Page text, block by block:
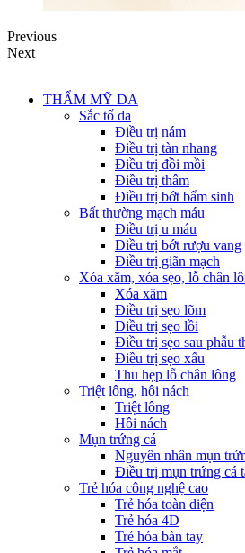
Previous
Next
THẨM MỸ DA
Sắc tố da
Điều trị nám
Điều trị tàn nhang
Điều trị đồi mồi
Điều trị thâm
Điều trị bớt bẩm sinh
Bất thường mạch máu
Điều trị u máu
Điều trị bớt rượu vang
Điều trị giãn mạch
Xóa xăm, xóa sẹo, lỗ chân
Xóa xăm
Điều trị sẹo lõm
Điều trị sẹo lồi
Điều trị sẹo sau phẫu
Điều trị sẹo xấu
Thu hẹp lỗ chân lông
Triệt lông, hôi nách
Triệt lông
Hôi nách
Mụn trứng cá
Nguyên nhân mụn
Điều trị mụn trứng cá
Trẻ hóa công nghệ cao
Trẻ hóa toàn diện
Trẻ hóa 4D
Trẻ hóa bàn tay